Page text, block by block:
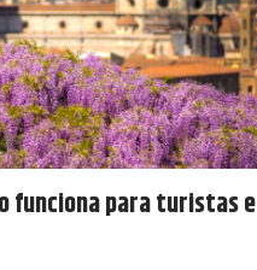
funciona para turistas e